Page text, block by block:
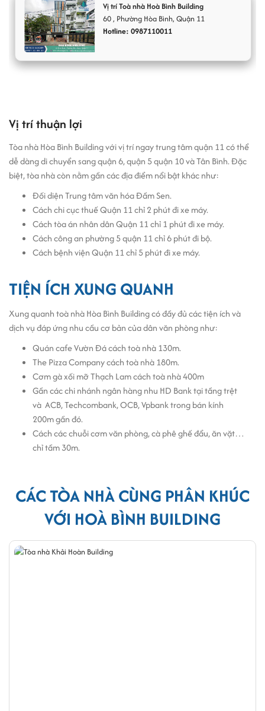
trong tòa
Hệ thống lối thoát hiểm linh hoạt
Hệ thống điện chiếu sáng
Hệ thống camera giám sát 24/7 tại khu vực chung.
Hầm để xe rộng rãi dáp ứng nhu cầu để xe cho khối văn
phòng.
Vệ sinh khu vực chung hằng ngày và diệt côn trùng định
kỳ
Giá thuê văn phòng tại tòa nhà Hòa Bình
Building
Giá cho thuê văn phòng tại Hòa Bình Building
dao động trong
Tòa nhà Hòa Bình Building có mức giá thuê đầy cạnh tranh trong thị
trườngvăn phòng cho thuê quận 11, vì vậy thu hút được nhiều
doanh nghiệp lựa chọn thuê văn phòng tại đây.
Vị trí Toà nhà Hoà Bình Building
60, Phường Hòa Bình, Quận 11
Hotline: 0987110011
Vị trí thuận lợi
Tòa nhà Hòa Bình Building với vị trí ngay trung tâm quận 11 có thể
dễ dàng di chuyển sang quận 6, quận 5 quận 10 và Tân Bình. Đặc
biệt, tòa nhà còn nằm gần các địa điểm nổi bật khác như:
Đối diện Trung tâm văn hóa Đầm Sen.
Cách chi cục thuế Quận 11 chỉ 2 phút đi xe máy.
Cách tòa án nhân dân Quận 11 chỉ 1 phút đi xe máy.
Cách công an phường 5 quận 11 chỉ 6 phút đi bộ.
Cách bệnh viện Quận 11 chỉ 5 phút đi xe máy.
TIỆN ÍCH XUNG QUANH
Xung quanh toà nhà Hòa Bình Building có đầy đủ các tiện ích và
dịch vụ đáp ứng nhu cầu cơ bản của dân văn phòng như:
Quán cafe Vườn Đá cách toà nhà 130m.
The Pizza Company cách toà nhà 180m.
Cơm gà xối mỡ Thạch Lam cách toà nhà 400m
Gần các chi nhánh ngân hàng nhu HD Bank tại tầng trệt
và ACB, Techcombank, OCB, Vpbank trong bán kính
200m gần đó.
Cách các chuỗi cơm văn phòng, cà phê ghế đẩu, ăn vặt…
chỉ tầm 30m.
CÁC TÒA NHÀ CÙNG PHÂN KHÚC
VỚI HOÀ BÌNH BUILDING